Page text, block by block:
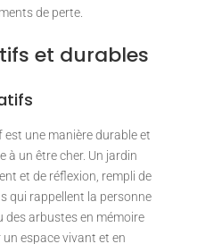
de perte.
et durables
une manière durable et
à un être cher. Un jardin
et de réflexion, rempli de
qui rappellent la personne
des arbustes en mémoire
un espace vivant et en